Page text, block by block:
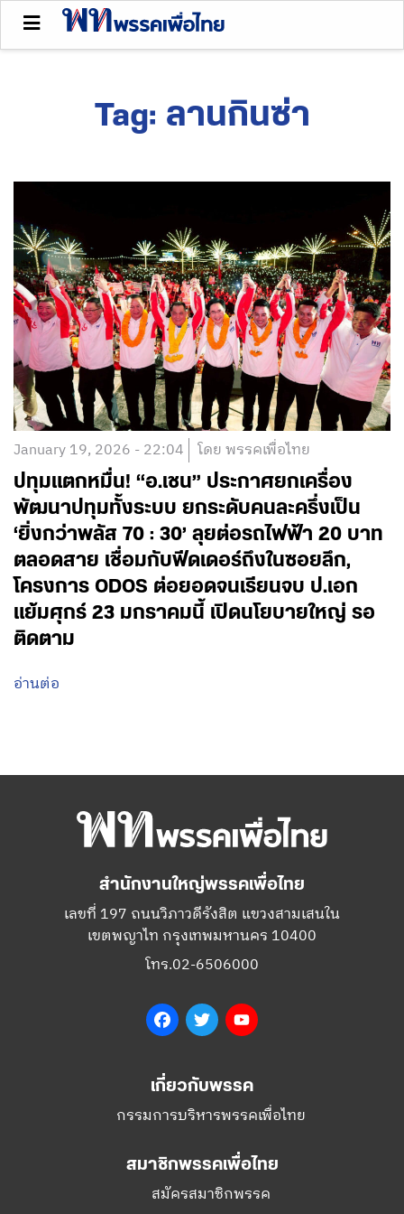
Tag: ลานกินซ่า
January 19, 2026 - 22:04 โดย พรรคเพื่อไทย
ปทุมแตกหมื่น! “อ.เชน” ประกาศยกเครื่อง
พัฒนาปทุมทั้งระบบ ยกระดับคนละครึ่งเป็น
‘ยิ่งกว่าพลัส 70 : 30’ ลุยต่อรถไฟฟ้า 20 บาท
ตลอดสาย เชื่อมกับฟีดเดอร์ถึงในซอยลึก,
โครงการ ODOS ต่อยอดจนเรียนจบ ป.เอก
แย้มศุกร์ 23 มกราคมนี้ เปิดนโยบายใหญ่ รอ
ติดตาม
อ่านต่อ
สำนักงานใหญ่พรรคเพื่อไทย
เลขที่ 197 ถนนวิภาวดีรังสิต แขวงสามเสนใน
เขตพญาไท กรุงเทพมหานคร 10400
โทร.02-6506000
FacebookTwitter
เกี่ยวกับพรรค
กรรมการบริหารพรรคเพื่อไทย
สมาชิกพรรคเพื่อไทย
สมัครสมาชิกพรรค